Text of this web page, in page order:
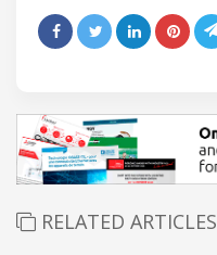
RELATED ARTICLES